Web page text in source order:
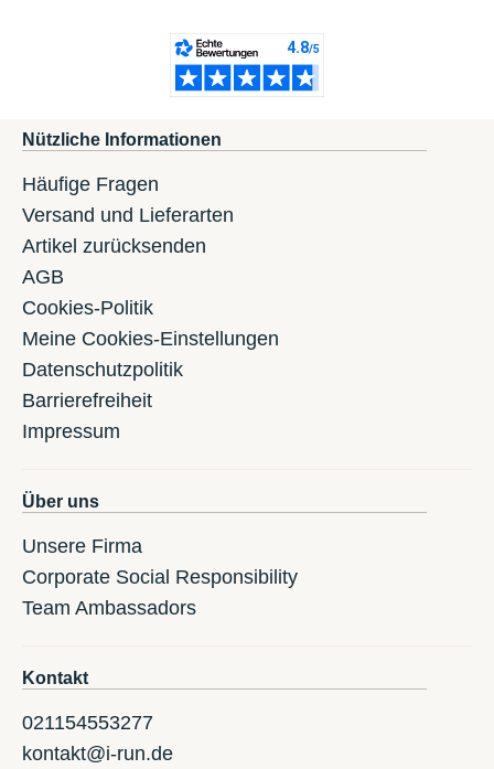
Nützliche Informationen
Häufige Fragen
Versand und Lieferarten
Artikel zurücksenden
AGB
Cookies-Politik
Meine Cookies-Einstellungen
Datenschutzpolitik
Barrierefreiheit
Impressum
Über uns
Unsere Firma
Corporate Social Responsibility
Team Ambassadors
Kontakt
021154553277
kontakt@i-run.de